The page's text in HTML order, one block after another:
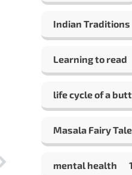
Indian Traditions
Learning to read
life cycle of a
Masala Fairy
mental health 1